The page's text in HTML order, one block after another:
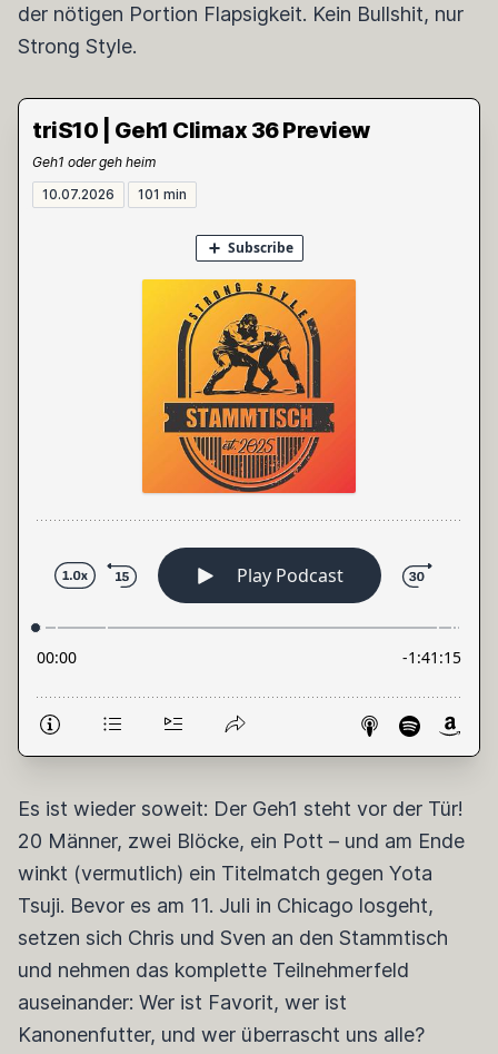
der nötigen Portion Flapsigkeit. Kein Bullshit, nur
Strong Style.
triS10 | Geh1 Climax 36 Preview
Geh1 oder geh heim
10.07.2026
101 min
Es ist wieder soweit: Der Geh1 steht vor der Tür!
20 Männer, zwei Blöcke, ein Pott – und am Ende
winkt (vermutlich) ein Titelmatch gegen Yota
Tsuji. Bevor es am 11. Juli in Chicago losgeht,
setzen sich Chris und Sven an den Stammtisch
und nehmen das komplette Teilnehmerfeld
auseinander: Wer ist Favorit, wer ist
Kanonenfutter, und wer überrascht uns alle?